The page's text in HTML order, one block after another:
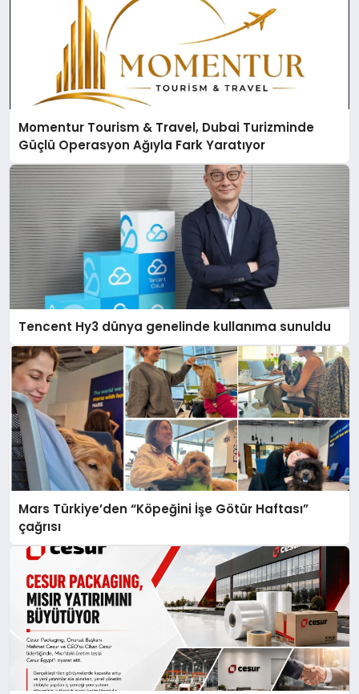
Momentur Tourism & Travel, Dubai Turizminde
Güçlü Operasyon Ağıyla Fark Yaratıyor
Tencent Hy3 dünya genelinde kullanıma sunuldu
Mars Türkiye’den “Köpeğini İşe Götür Haftası”
çağrısı